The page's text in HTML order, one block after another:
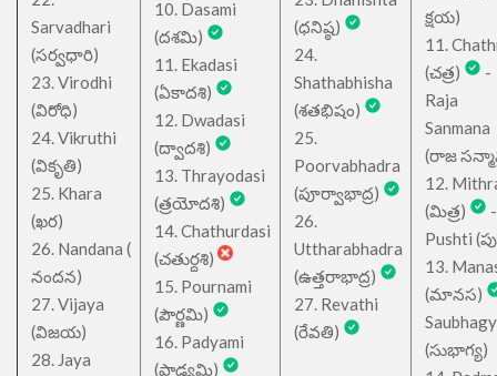
Sarvadhari
(సర్వధారి)
23. Virodhi
(విరోధి)
24. Vikruthi
(వికృతి)
25. Khara
(ఖర)
26. Nandana (
నందన)
27. Vijaya
(విజయ)
28. Jaya
10. Dasami
(దశమి)
11. Ekadasi
(ఏకాదశి)
12. Dwadasi
(ద్వాదశి)
13. Thrayodasi
(త్రయోదశి)
14. Chathurdasi
(చతుర్దశి)
15. Pournami
(పౌర్ణమి)
16. Padyami
(పాడ్యమి)
(ధనిష్ఠ)
24.
Shathabhisha
(శతభిషం)
25.
Poorvabhadra
(పూర్వాభాద్ర)
26.
Uttharabhadra
(ఉత్తరాభాద్ర)
27. Revathi
(రేవతి)
క్షయ)
11.
(చత్ర)
-
Raja
Sanmana
(రాజ
12.
(మిత్ర)
-
Pushti
13.
(మానస)
(సుభాగ్య)